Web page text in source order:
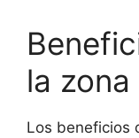
la
Los beneficios